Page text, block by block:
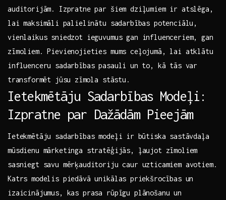
auditorijām.‌ Izpratne‌ par šiem dziļumiem ir atslēga,
lai maksimāli ⁣palielinātu sadarbības potenciālu,
vienlaikus sniedzot ieguvumus ‍gan influenceriem, gan
zīmoliem. Pievienojieties‍ mums ceļojumā, lai​ atklātu
influenceru sadarbības ‌pasauli un ⁢to, kā tās var
⁤transformēt​ jūsu ⁣zīmola stāstu.
Ietekmētāju Sadarbības Modeļi:
Izpratne par Dažādām Pieejām
Ietekmētāju sadarbības modeļi⁢ ir būtiska sastāvdaļa‍
mūsdienu mārketinga stratēģijās, ļaujot zīmoliem
sasniegt savu mērķauditoriju caur uzticamiem avotiem.
Katrs modelis piedāvā unikālas⁤ priekšrocības un
izaicinājumus, kas prasa‍ rūpīgu plānošanu‌ un